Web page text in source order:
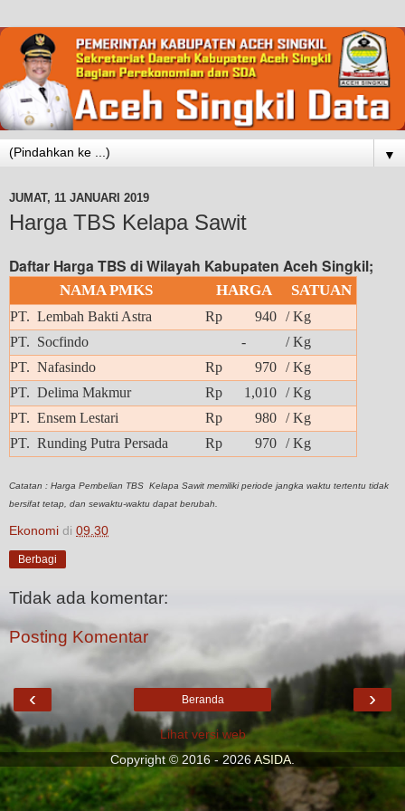
▼
JUMAT, 11 JANUARI 2019
Harga TBS Kelapa Sawit
Daftar Harga TBS di Wilayah Kabupaten Aceh Singkil;
NAMA PMKS HARGA SATUAN
PT. Lembah Bakti Astra Rp 940 / Kg
PT. Socfindo
-
/ Kg
PT. Nafasindo
Rp 970 / Kg
PT. Delima Makmur
Rp 1,010 / Kg
PT. Ensem Lestari
Rp 980 / Kg
PT. Runding Putra Persada
Rp 970 / Kg
Catatan : Harga Pembelian TBS Kelapa Sawit memiliki periode jangka waktu tertentu tidak
bersifat tetap, dan sewaktu-waktu dapat berubah.
Ekonomi di 09.30
Berbagi
Tidak ada komentar:
Posting Komentar
‹ ›
Beranda
Lihat versi web
Copyright © 2016 - 2026ASIDA